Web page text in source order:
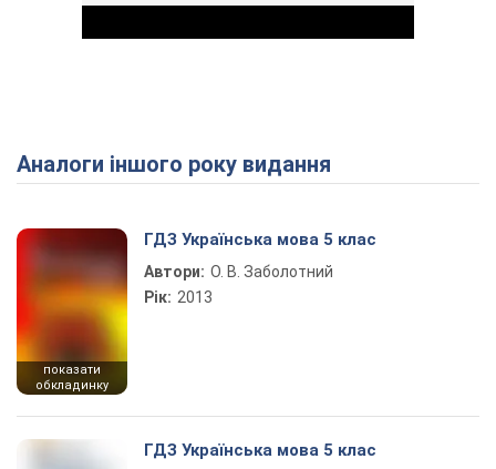
Play Video
Аналоги іншого року видання
показати
обкладинку
ГДЗ Українська мова 5 клас
Автори: О. В. Заболотний
Рік: 2013
ГДЗ Українська мова 5 клас